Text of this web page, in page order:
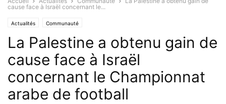
cause face à Israël concernant le...
Actualités Communauté
La Palestine a obtenu gain de
cause face à Israël
concernant le Championnat
arabe de football